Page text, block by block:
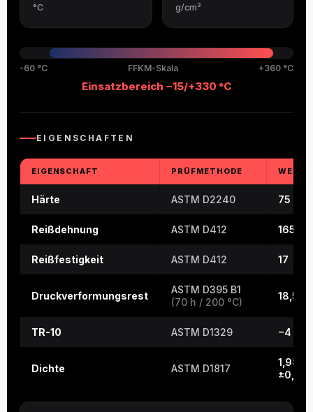
°C g/cm³
-60 °C FFKM-Skala +360 °C
Einsatzbereich −15/+330 °C
EIGENSCHAFTEN
EIGENSCHAFT PRÜFMETHODE WERT
Härte ASTM D2240 75 ±5
Reißdehnung ASTM D412 165
Reißfestigkeit ASTM D412 17
Druckverformungsrest
ASTM D395 B1
(70 h / 200 °C)
18,5
TR-10 ASTM D1329 −4
Dichte ASTM D1817
1,98
±0,03